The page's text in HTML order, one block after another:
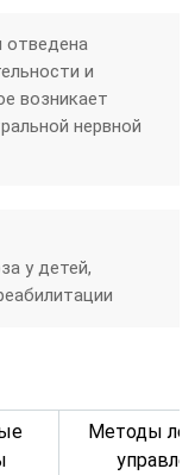
отведена
и
возникает
нервной
у детей,
Методы